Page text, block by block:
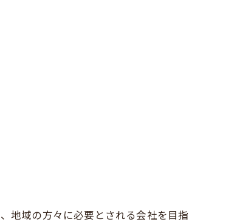
地域の方々に必要とされる会社を目指